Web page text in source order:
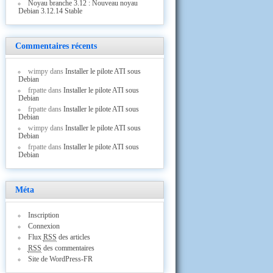
Noyau branche 3.12 : Nouveau noyau
Debian 3.12.14 Stable
Commentaires récents
wimpydans Installer le pilote ATI sous
Debian
frpattedans Installer le pilote ATI sous
Debian
frpattedans Installer le pilote ATI sous
Debian
wimpydans Installer le pilote ATI sous
Debian
frpattedans Installer le pilote ATI sous
Debian
Méta
Inscription
Connexion
Flux RSS des articles
RSS des commentaires
Site de WordPress-FR